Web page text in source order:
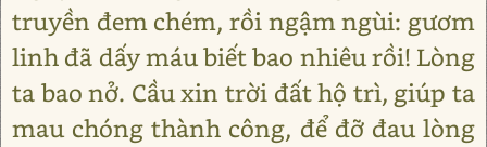
truyền đem chém, rồi ngậm ngùi: gươm
linh đã dấy máu biết bao nhiêu rồi! Lòng
ta bao nở. Cầu xin trời đất hộ trì, giúp ta
mau chóng thành công, để đỡ đau lòng